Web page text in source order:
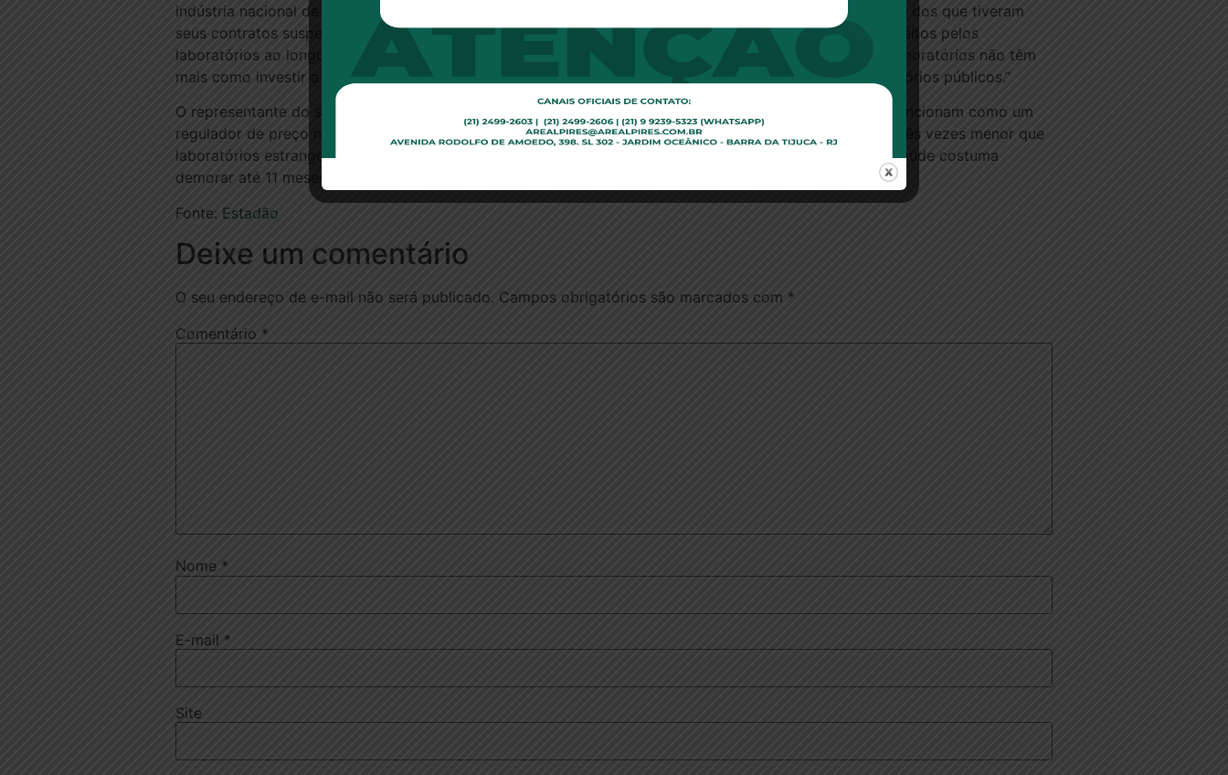
indústria nacional de medicamentos e um risco para a saúde de milhões de pacientes. O laboratório é um dos que tiveram
seus contratos suspensos. “É um verdadeiro desmonte de milhões de reais de investimentos que foram feitos pelos
laboratórios ao longo dos anos, além de uma insegurança jurídica nos Estados e entes federativos. Os laboratórios não têm
mais como investir a partir de agora. A insegurança que isso traz é o maior golpe da história dos laboratórios públicos.”
O representante do setor destaca que as Parcerias para o Desenvolvimento Produtivo (PDPs) também funcionam como um
regulador de preço no mercado. Ele explica que a Bahiafarma, por exemplo, vende insulina a um preço três vezes menor que
laboratórios estrangeiros. Dias ressalta que um processo de compra de medicamento no Ministério da Saúde costuma
demorar até 11 meses para ser concluído. Por isso, haveria até risco de desabastecimento.
Fonte: Estadão
Deixe um comentário
O seu endereço de e-mail não será publicado. Campos obrigatórios são marcados com *
Comentário *
Nome *
E-mail *
Site